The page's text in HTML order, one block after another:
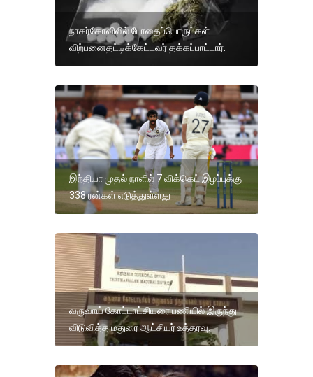
நாகர்கோவிலில் போதைப்பொருட்கள்
விற்பனைதட்டிக்கேட்டவர் தக்கப்பாட்டார்.
இந்தியா முதல் நாளில் 7 விக்கெட் இழப்புக்கு
338 ரன்கள் எடுத்துள்ளது
வருவாய் கோட்டாட்சியரை பணியில் இருந்து
விடுவித்த மதுரை ஆட்சியர் உத்தரவு.